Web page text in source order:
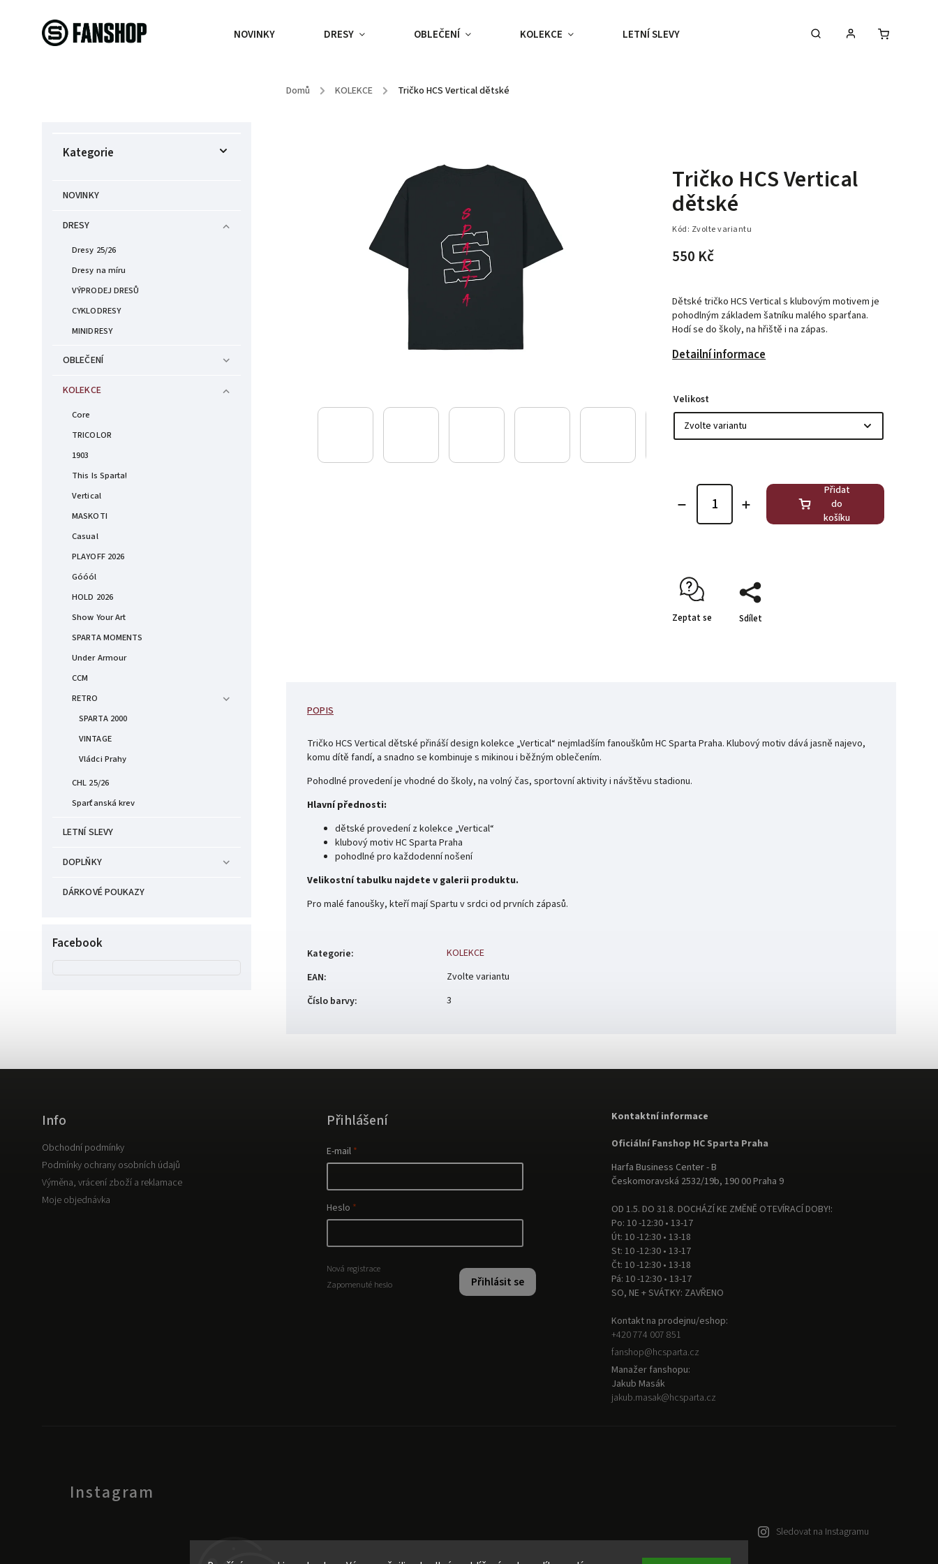
NOVINKY DRESY OBLEČENÍ KOLEKCE LETNÍ SLEVY DÁRKOVÉ POUKAZY
Domů / KOLEKCE / Tričko HCS Vertical dětské
Kategorie
NOVINKY
DRESY
Dresy 25/26
Dresy na míru
VÝPRODEJ DRESŮ
CYKLODRESY
MINIDRESY
OBLEČENÍ
KOLEKCE
Core
TRICOLOR
1903
This Is Sparta!
Vertical
MASKOTI
Casual
PLAYOFF 2026
Góóól
HOLD 2026
Show Your Art
SPARTA MOMENTS
Under Armour
CCM
RETRO
SPARTA 2000
VINTAGE
Vládci Prahy
CHL 25/26
Sparťanská krev
LETNÍ SLEVY
DOPLŇKY
DÁRKOVÉ POUKAZY
Facebook
Tričko HCS Vertical
dětské
Kód: Zvolte variantu
550 Kč
Dětské tričko HCS Vertical s klubovým motivem je
pohodlným základem šatníku malého sparťana.
Hodí se do školy, na hřiště i na zápas.
Detailní informace
Velikost
Přidat
do
košíku
Zeptat se Sdílet
POPIS
Tričko HCS Vertical dětské přináší design kolekce „Vertical“ nejmladším fanouškům HC Sparta Praha. Klubový motiv dává jasně najevo,
komu dítě fandí, a snadno se kombinuje s mikinou i běžným oblečením.
Pohodlné provedení je vhodné do školy, na volný čas, sportovní aktivity i návštěvu stadionu.
Hlavní přednosti:
dětské provedení z kolekce „Vertical“
klubový motiv HC Sparta Praha
pohodlné pro každodenní nošení
Velikostní tabulku najdete v galerii produktu.
Pro malé fanoušky, kteří mají Spartu v srdci od prvních zápasů.
Kategorie:
KOLEKCE
EAN:
Zvolte variantu
Číslo barvy: 3
Instagram
Sledovat na Instagramu
Info
Obchodní podmínky
Podmínky ochrany osobních údajů
Výměna, vrácení zboží a reklamace
Moje objednávka
Přihlášení
E-mail
Heslo
Přihlásit se
Nová registrace
Zapomenuté heslo
Kontaktní informace
Oficiální Fanshop HC Sparta Praha
Harfa Business Center - B
Českomoravská 2532/19b, 190 00 Praha 9
OD 1.5. DO 31.8. DOCHÁZÍ KE ZMĚNĚ OTEVÍRACÍ DOBY!:
Po: 10 -12:30 • 13-17
Út: 10 -12:30 • 13-18
St: 10 -12:30 • 13-17
Čt: 10 -12:30 • 13-18
Pá: 10 -12:30 • 13-17
SO, NE + SVÁTKY: ZAVŘENO
Kontakt na prodejnu/eshop:
+420 774 007 851
fanshop@hcsparta.cz
Manažer fanshopu:
Jakub Masák
jakub.masak@hcsparta.cz